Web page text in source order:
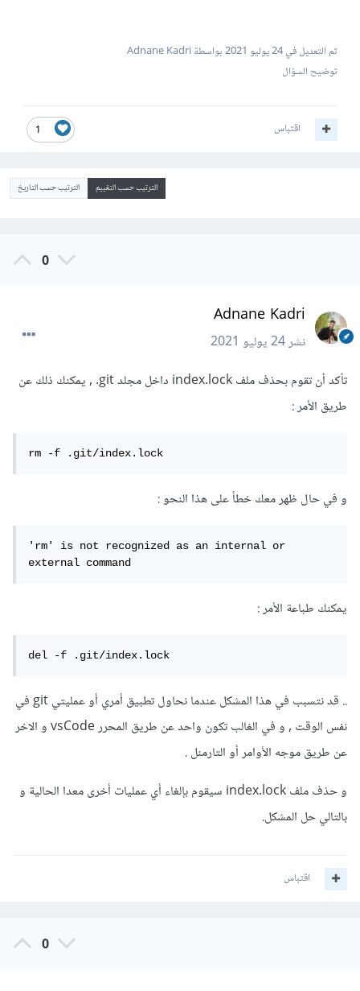
تم التعديل في24 يوليو 2021
بواسطة Adnane Kadri
توضيح السؤال
1 اقتباس
الترتيب حسب التقييم الترتيب حسب التاريخ
0
Adnane Kadri
نشر24 يوليو 2021
تأكد أن تقوم بحذف ملف index.lock داخل مجلد git. , يمكنك ذلك عن
طريق الأمر :
rm -f .git/index.lock
و في حال ظهر معك خطأ على هذا النحو :
'rm' is not recognized as an internal or
external command
يمكنك طباعة الأمر :
del -f .git/index.lock
.. قد نتسبب في هذا المشكل عندما نحاول تطبيق أمري أو عمليتي git في
نفس الوقت , و في الغالب تكون واحد عن طريق المحرر vsCode و الاخر
عن طريق موجه الأوامر أو التارمنل .
و حذف ملف index.lock سيقوم بإلغاء أي عمليات أخرى معدا الحالية و
بالتالي حل المشكل.
اقتباس
0